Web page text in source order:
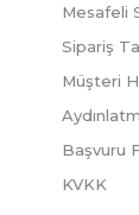
Mesafeli
Sipariş
Müşteri
Başvuru
KVKK